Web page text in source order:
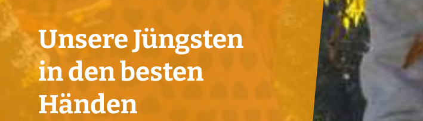
Unsere Jüngsten
in den besten
Händen